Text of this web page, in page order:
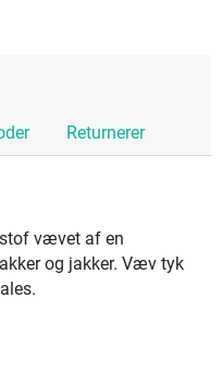
Returnerer
vævet af en
og jakker. Væv tyk